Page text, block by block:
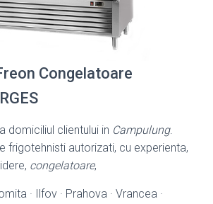
Congelatoare
domiciliul clientului in Campulung.
frigotehnisti autorizati, cu experienta,
congelatoare,
· Ilfov · Prahova · Vrancea ·